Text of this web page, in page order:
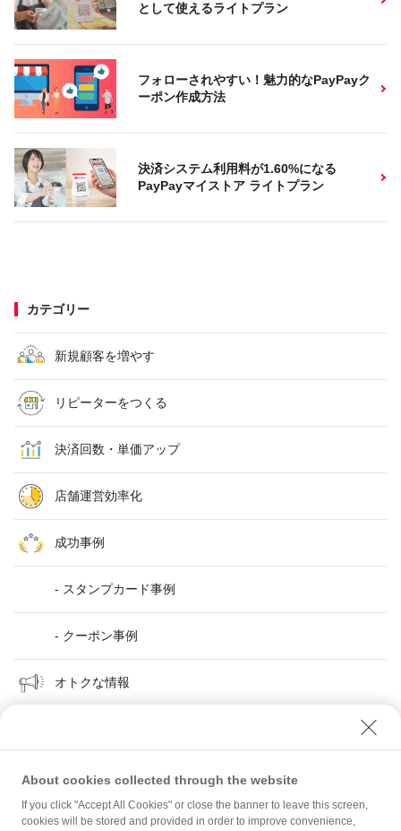
として使えるライトプラン
フォローされやすい！魅力的なPayPayク
ーポン作成方法
決済システム利用料が1.60%になる
PayPayマイストア ライトプラン
カテゴリー
新規顧客を増やす
リピーターをつくる
決済回数・単価アップ
店舗運営効率化
成功事例
- スタンプカード事例
- クーポン事例
オトクな情報
新規顧客を増やす
おトクなサービスやキャンペーン実施中のお店が探しやすく！
About cookies collected through the website
If you click "Accept All Cookies" or close the banner to leave this screen,
cookies will be stored and provided in order to improve convenience,